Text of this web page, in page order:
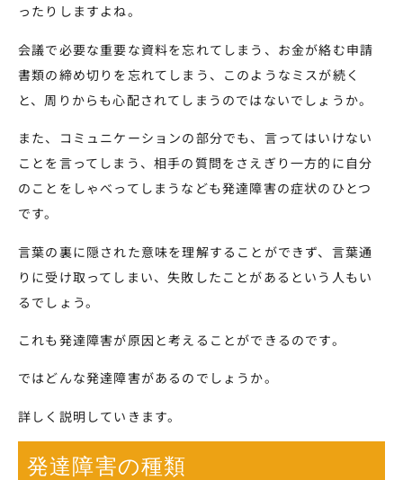
ったりしますよね。
会議で必要な重要な資料を忘れてしまう、お金が絡む申請
書類の締め切りを忘れてしまう、このようなミスが続く
と、周りからも心配されてしまうのではないでしょうか。
また、コミュニケーションの部分でも、言ってはいけない
ことを言ってしまう、相手の質問をさえぎり一方的に自分
のことをしゃべってしまうなども発達障害の症状のひとつ
です。
言葉の裏に隠された意味を理解することができず、言葉通
りに受け取ってしまい、失敗したことがあるという人もい
るでしょう。
これも発達障害が原因と考えることができるのです。
ではどんな発達障害があるのでしょうか。
詳しく説明していきます。
発達障害の種類